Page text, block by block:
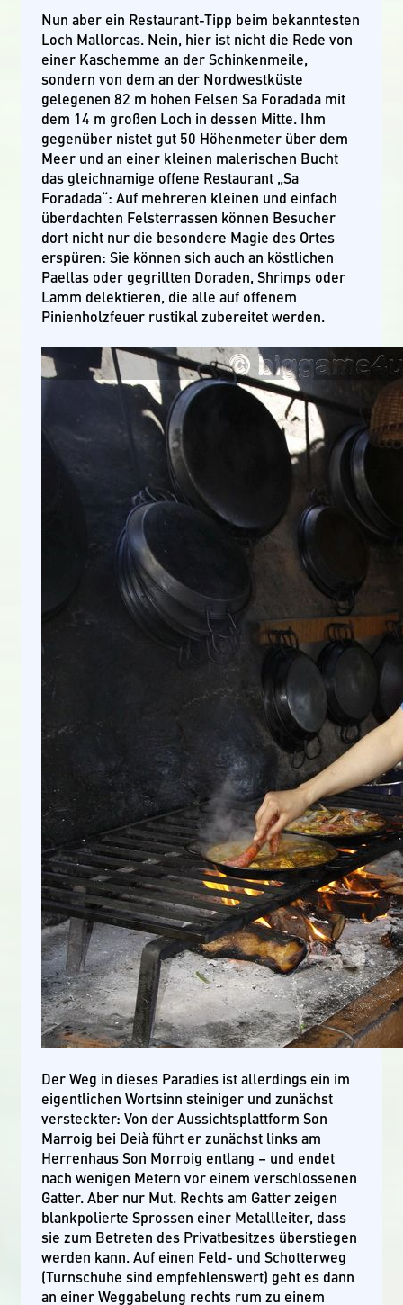
Nun aber ein Restaurant-Tipp beim bekanntesten
Loch Mallorcas. Nein, hier ist nicht die Rede von
einer Kaschemme an der Schinkenmeile,
sondern von dem an der Nordwestküste
gelegenen 82 m hohen Felsen Sa Foradada mit
dem 14 m großen Loch in dessen Mitte. Ihm
gegenüber nistet gut 50 Höhenmeter über dem
Meer und an einer kleinen malerischen Bucht
das gleichnamige offene Restaurant „Sa
Foradada“: Auf mehreren kleinen und einfach
überdachten Felsterrassen können Besucher
dort nicht nur die besondere Magie des Ortes
erspüren: Sie können sich auch an köstlichen
Paellas oder gegrillten Doraden, Shrimps oder
Lamm delektieren, die alle auf offenem
Pinienholzfeuer rustikal zubereitet werden.
Der Weg in dieses Paradies ist allerdings ein im
eigentlichen Wortsinn steiniger und zunächst
versteckter: Von der Aussichtsplattform Son
Marroig bei Deià führt er zunächst links am
Herrenhaus Son Morroig entlang – und endet
nach wenigen Metern vor einem verschlossenen
Gatter. Aber nur Mut. Rechts am Gatter zeigen
blankpolierte Sprossen einer Metallleiter, dass
sie zum Betreten des Privatbesitzes überstiegen
werden kann. Auf einen Feld- und Schotterweg
(Turnschuhe sind empfehlenswert) geht es dann
an einer Weggabelung rechts rum zu einem